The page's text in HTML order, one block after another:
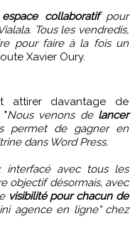
collaboratifpour
Tous les vendredis,
pour faire à la fois un
Xavier Oury.
"Nous venons de lancer
permet de gagner en
dans Word Press.
interfacé avec tous les
objectif désormais, avec
visibilité pour chacun de
agence en ligne" chez